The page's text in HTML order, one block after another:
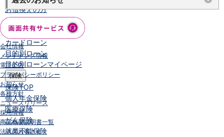
お借換えの方
フラット35
リ・バース60
カードローン
目的別ローン
目的別ローンマイページ
保険
保険TOP
個人年金保険
医療保険
がん保険
就業不能保険
会社情報
メンテナンス情報
電子公告
プライバシーポリシー
お知らせ
各種方針
ニュースリリース
採用情報
商品概要説明書一覧
法人のお客さま